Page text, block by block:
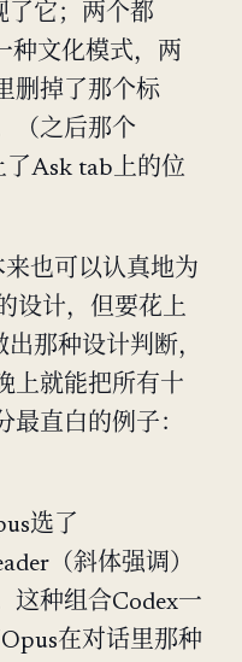
了它；两个都
种文化模式，两
删掉了那个标
（之后那个
了Ask tab上的位
来也可以认真地为
设计，但要花上
那种设计判断，
上就能把所有十
最直白的例子：
选了
（斜体强调）
这种组合Codex一
在对话里那种